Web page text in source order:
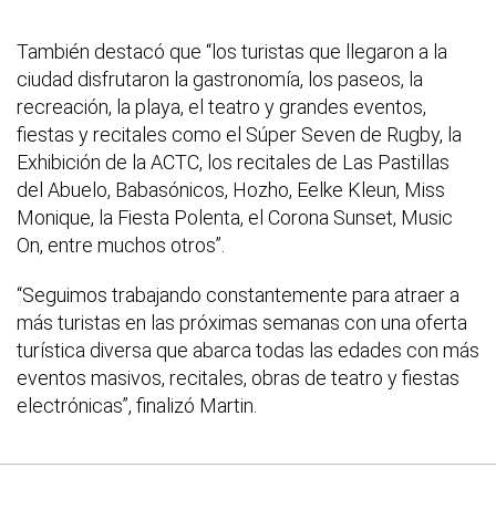
También destacó que “los turistas que llegaron a la
ciudad disfrutaron la gastronomía, los paseos, la
recreación, la playa, el teatro y grandes eventos,
fiestas y recitales como el Súper Seven de Rugby, la
Exhibición de la ACTC, los recitales de Las Pastillas
del Abuelo, Babasónicos, Hozho, Eelke Kleun, Miss
Monique, la Fiesta Polenta, el Corona Sunset, Music
On, entre muchos otros”.
“Seguimos trabajando constantemente para atraer a
más turistas en las próximas semanas con una oferta
turística diversa que abarca todas las edades con más
eventos masivos, recitales, obras de teatro y fiestas
electrónicas”, finalizó Martin.